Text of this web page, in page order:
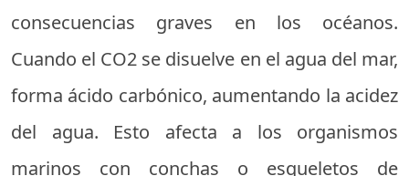
consecuencias graves en los océanos.
Cuando el CO2 se disuelve en el agua del mar,
forma ácido carbónico, aumentando la acidez
del agua. Esto afecta a los organismos
marinos con conchas o esqueletos de